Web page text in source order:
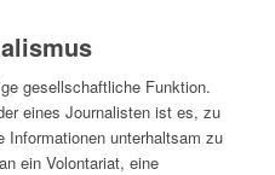
gesellschaftliche Funktion.
eines Journalisten ist es, zu
Informationen unterhaltsam zu
ein Volontariat, eine